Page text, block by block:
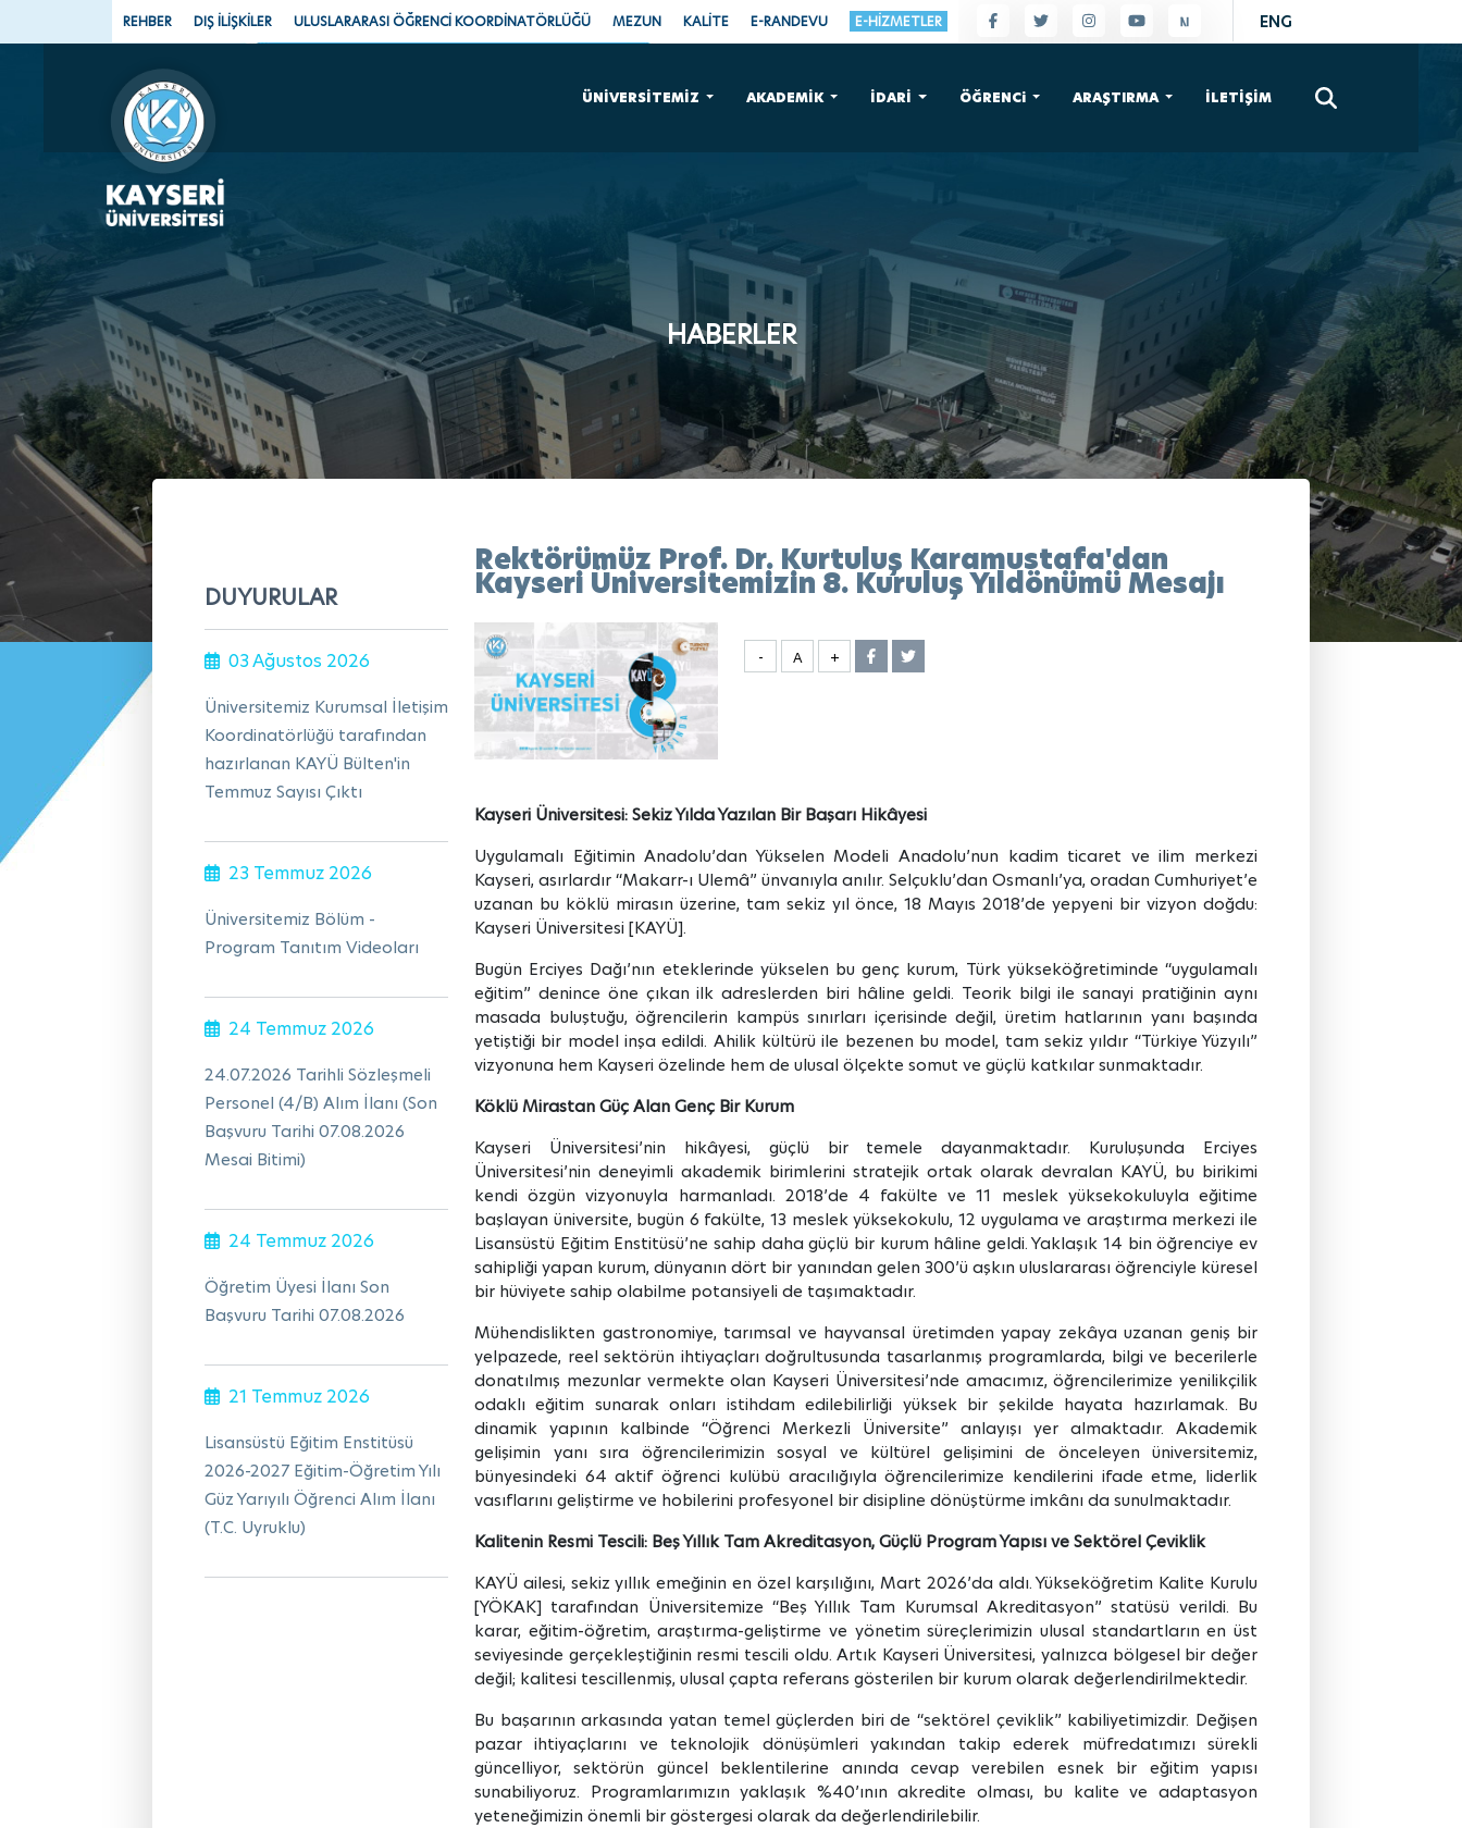
ÜNİVERSİTEMİZ AKADEMİK İDARİ ÖĞRENCi ARAŞTIRMA İLETİŞİM
×
ENG
REHBER DIŞ İLİŞKİLER ULUSLARARASI ÖĞRENCİ KOORDİNATÖRLÜĞÜ MEZUN KALİTE E-RANDEVU E-HİZMETLER
HABERLER
DUYURULAR
03 Ağustos 2026
Üniversitemiz Kurumsal İletişim
Koordinatörlüğü tarafından
hazırlanan KAYÜ Bülten'in
Temmuz Sayısı Çıktı
23 Temmuz 2026
Üniversitemiz Bölüm -
Program Tanıtım Videoları
24 Temmuz 2026
24.07.2026 Tarihli Sözleşmeli
Personel (4/B) Alım İlanı (Son
Başvuru Tarihi 07.08.2026
Mesai Bitimi)
24 Temmuz 2026
Öğretim Üyesi İlanı Son
Başvuru Tarihi 07.08.2026
21 Temmuz 2026
Lisansüstü Eğitim Enstitüsü
2026-2027 Eğitim-Öğretim Yılı
Güz Yarıyılı Öğrenci Alım İlanı
(T.C. Uyruklu)
Rektörümüz Prof. Dr. Kurtuluş Karamustafa'dan
Kayseri Üniversitemizin 8. Kuruluş Yıldönümü Mesajı
- A +
Kayseri Üniversitesi: Sekiz Yılda Yazılan Bir Başarı Hikâyesi
Uygulamalı Eğitimin Anadolu’dan Yükselen Modeli Anadolu’nun kadim ticaret ve ilim merkezi
Kayseri, asırlardır “Makarr-ı Ulemâ” ünvanıyla anılır. Selçuklu’dan Osmanlı’ya, oradan Cumhuriyet’e
uzanan bu köklü mirasın üzerine, tam sekiz yıl önce, 18 Mayıs 2018’de yepyeni bir vizyon doğdu:
Kayseri Üniversitesi [KAYÜ].
Bugün Erciyes Dağı’nın eteklerinde yükselen bu genç kurum, Türk yükseköğretiminde “uygulamalı
eğitim” denince öne çıkan ilk adreslerden biri hâline geldi. Teorik bilgi ile sanayi pratiğinin aynı
masada buluştuğu, öğrencilerin kampüs sınırları içerisinde değil, üretim hatlarının yanı başında
yetiştiği bir model inşa edildi. Ahilik kültürü ile bezenen bu model, tam sekiz yıldır “Türkiye Yüzyılı”
vizyonuna hem Kayseri özelinde hem de ulusal ölçekte somut ve güçlü katkılar sunmaktadır.
Köklü Mirastan Güç Alan Genç Bir Kurum
Kayseri Üniversitesi’nin hikâyesi, güçlü bir temele dayanmaktadır. Kuruluşunda Erciyes
Üniversitesi’nin deneyimli akademik birimlerini stratejik ortak olarak devralan KAYÜ, bu birikimi
kendi özgün vizyonuyla harmanladı. 2018’de 4 fakülte ve 11 meslek yüksekokuluyla eğitime
başlayan üniversite, bugün 6 fakülte, 13 meslek yüksekokulu, 12 uygulama ve araştırma merkezi ile
Lisansüstü Eğitim Enstitüsü’ne sahip daha güçlü bir kurum hâline geldi. Yaklaşık 14 bin öğrenciye ev
sahipliği yapan kurum, dünyanın dört bir yanından gelen 300’ü aşkın uluslararası öğrenciyle küresel
bir hüviyete sahip olabilme potansiyeli de taşımaktadır.
Mühendislikten gastronomiye, tarımsal ve hayvansal üretimden yapay zekâya uzanan geniş bir
yelpazede, reel sektörün ihtiyaçları doğrultusunda tasarlanmış programlarda, bilgi ve becerilerle
donatılmış mezunlar vermekte olan Kayseri Üniversitesi’nde amacımız, öğrencilerimize yenilikçilik
odaklı eğitim sunarak onları istihdam edilebilirliği yüksek bir şekilde hayata hazırlamak. Bu
dinamik yapının kalbinde “Öğrenci Merkezli Üniversite” anlayışı yer almaktadır. Akademik
gelişimin yanı sıra öğrencilerimizin sosyal ve kültürel gelişimini de önceleyen üniversitemiz,
bünyesindeki 64 aktif öğrenci kulübü aracılığıyla öğrencilerimize kendilerini ifade etme, liderlik
vasıflarını geliştirme ve hobilerini profesyonel bir disipline dönüştürme imkânı da sunulmaktadır.
Kalitenin Resmi Tescili: Beş Yıllık Tam Akreditasyon, Güçlü Program Yapısı ve Sektörel Çeviklik
KAYÜ ailesi, sekiz yıllık emeğinin en özel karşılığını, Mart 2026’da aldı. Yükseköğretim Kalite Kurulu
[YÖKAK] tarafından Üniversitemize “Beş Yıllık Tam Kurumsal Akreditasyon” statüsü verildi. Bu
karar, eğitim-öğretim, araştırma-geliştirme ve yönetim süreçlerimizin ulusal standartların en üst
seviyesinde gerçekleştiğinin resmi tescili oldu. Artık Kayseri Üniversitesi, yalnızca bölgesel bir değer
değil; kalitesi tescillenmiş, ulusal çapta referans gösterilen bir kurum olarak değerlendirilmektedir.
Bu başarının arkasında yatan temel güçlerden biri de “sektörel çeviklik” kabiliyetimizdir. Değişen
pazar ihtiyaçlarını ve teknolojik dönüşümleri yakından takip ederek müfredatımızı sürekli
güncelliyor, sektörün güncel beklentilerine anında cevap verebilen esnek bir eğitim yapısı
sunabiliyoruz. Programlarımızın yaklaşık %40’ının akredite olması, bu kalite ve adaptasyon
yeteneğimizin önemli bir göstergesi olarak da değerlendirilebilir.